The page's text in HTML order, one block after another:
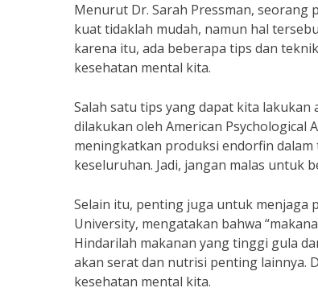
Menurut Dr. Sarah Pressman,
kuat tidaklah mudah, namun hal
karena itu, ada beberapa tips dan
kesehatan mental kita.
Salah satu tips yang dapat kita
dilakukan oleh American
meningkatkan produksi endorfin
keseluruhan. Jadi, jangan malas untuk
Selain itu, penting juga untuk menjaga
University, mengatakan bahwa
Hindarilah makanan yang tinggi gula
akan serat dan nutrisi penting lainnya.
kesehatan mental kita.